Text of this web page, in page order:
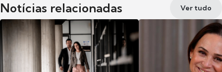
Notícias relacionadas Ver tudo